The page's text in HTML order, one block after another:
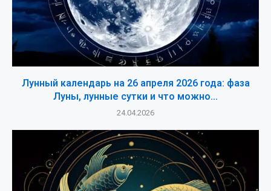
Лунный календарь на 26 апреля 2026 года: фаза
Луны, лунные сутки и что можно...
24.04.2026